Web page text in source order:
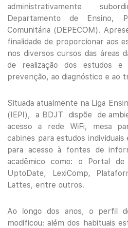
administrativamente
Departamento de Ensino,
Comunitária (DEPECOM).
finalidade de proporcionar aos
nos diversos cursos das áreas
de realização dos estudos e
prevenção, ao diagnóstico e ao
Situada atualmente na Liga
(IEPI), a BDJT dispõe de
acesso a rede WiFi, mesa
cabines para estudos
para acesso à fontes de
acadêmico como: o Portal de
UptoDate, LexiComp,
Lattes, entre outros.
Ao longo dos anos, o perfil
modificou: além dos habituais